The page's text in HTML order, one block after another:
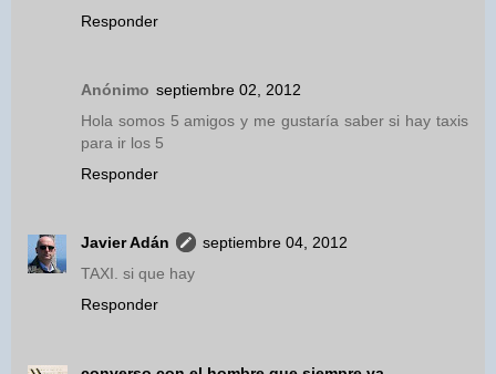
Responder
Anónimo septiembre 02, 2012
Hola somos 5 amigos y me gustaría saber si hay taxis
para ir los 5
Responder
Javier Adán
septiembre 04, 2012
TAXI. si que hay
Responder